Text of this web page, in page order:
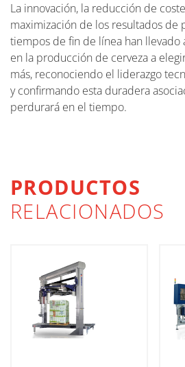
La innovación, la reducción de
maximización de los resultados de
tiempos de fin de línea han
en la producción de cerveza a
más, reconociendo el liderazgo
y confirmando esta duradera
perdurará en el tiempo.
PRODUCTOS
RELACIONADOS